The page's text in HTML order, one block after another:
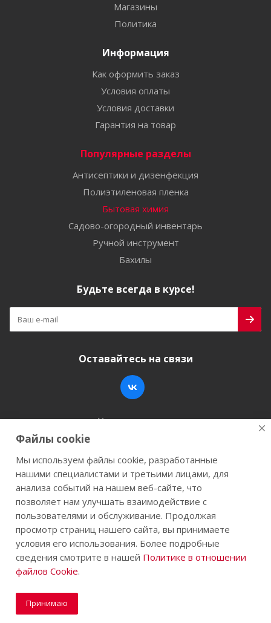
Магазины
Политика
Информация
Как оформить заказ
Условия оплаты
Условия доставки
Гарантия на товар
Популярные разделы
Антисептики и дизенфекция
Полиэтиленовая пленка
Бытовая химия
Садово-огородный инвентарь
Ручной инструмент
Бахилы
Будьте всегда в курсе!
Оставайтесь на связи
Наши контакты
+7 (846) 200-05-15
г. Самара, ул. Заводское шоссе, 17
2026 © Строй-К.рф. Сайт не является публичной
офертой.
Файлы cookie
Мы используем файлы cookie, разработанные
нашими специалистами и третьими лицами, для
анализа событий на нашем веб-сайте, что
позволяет нам улучшать взаимодействие с
пользователями и обслуживание. Продолжая
просмотр страниц нашего сайта, вы принимаете
условия его использования. Более подробные
сведения смотрите в нашей Политике в отношении
файлов Cookie.
Принимаю